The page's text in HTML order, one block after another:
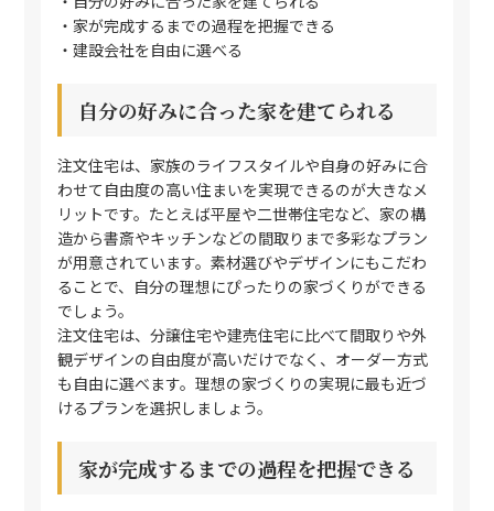
・家が完成するまでの過程を把握できる
・建設会社を自由に選べる
自分の好みに合った家を建てられる
注文住宅は、家族のライフスタイルや自身の好みに合
わせて自由度の高い住まいを実現できるのが大きなメ
リットです。たとえば平屋や二世帯住宅など、家の構
造から書斎やキッチンなどの間取りまで多彩なプラン
が用意されています。素材選びやデザインにもこだわ
ることで、自分の理想にぴったりの家づくりができる
でしょう。
注文住宅は、分譲住宅や建売住宅に比べて間取りや外
観デザインの自由度が高いだけでなく、オーダー方式
も自由に選べます。理想の家づくりの実現に最も近づ
けるプランを選択しましょう。
家が完成するまでの過程を把握できる